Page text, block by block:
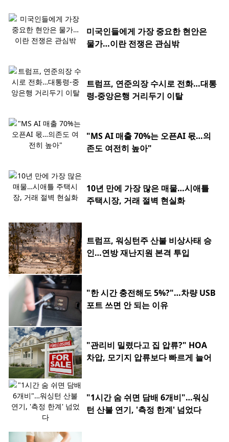
미국인들에게 가장 중요한 현안은
물가…이란 전쟁은 관심밖
트럼프, 연준의장 수시로 전화…대통
령-중앙은행 거리두기 이탈
"MS AI 매출 70%는 오픈AI 몫…의
존도 여전히 높아"
10년 만에 가장 많은 매물…시애틀
주택시장, 거래 절벽 현실화
트럼프, 워싱턴주 산불 비상사태 승
인…연방 재난지원 본격 투입
"한 시간 충전해도 5%?"…차량 USB
포트 쓰면 안 되는 이유
"관리비 밀렸다고 집 압류?" HOA
차압, 모기지 압류보다 빠르게 늘어
"1시간 숨 쉬면 담배 6개비"…워싱
턴 산불 연기, '측정 한계' 넘었다